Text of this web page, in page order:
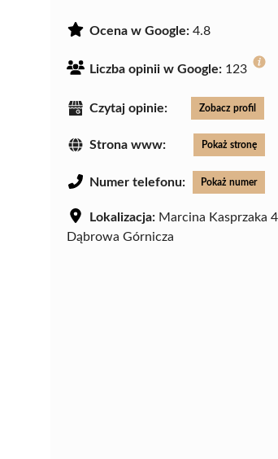
Ocena w Google: 4.8
Liczba opinii w Google: 123
Czytaj opinie: Zobacz profil
Strona www: Pokaż stronę
Numer telefonu: Pokaż numer
Lokalizacja: Marcina Kasprzaka
Dąbrowa Górnicza